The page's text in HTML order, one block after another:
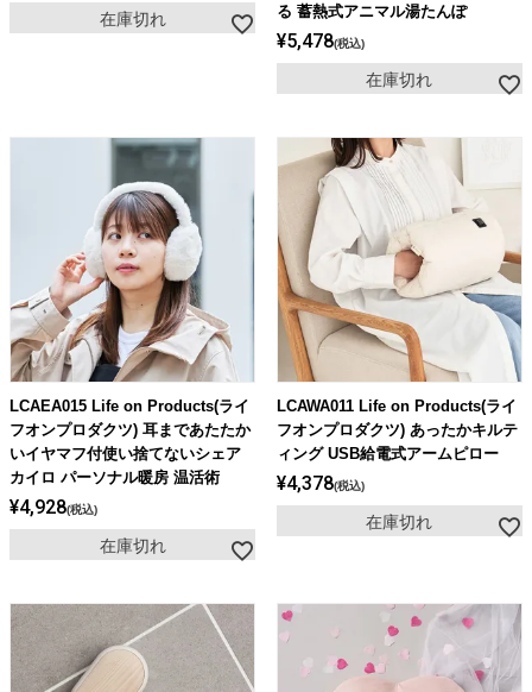
在庫切れ
る 蓄熱式アニマル湯たんぽ
¥5,478 税込
在庫切れ
LCAEA015 Life on Products(ライ
フオンプロダクツ) 耳まであたたか
いイヤマフ付使い捨てないシェア
カイロ パーソナル暖房 温活術
¥4,928 税込
在庫切れ
LCAWA011 Life on Products(ライ
フオンプロダクツ) あったかキルテ
ィング USB給電式アームピロー
¥4,378 税込
在庫切れ